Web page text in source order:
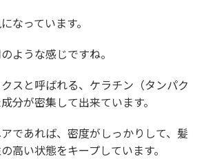
なっています。
のような感じですね。
スと呼ばれる、ケラチン（タンパク
分が密集して出来ています。
であれば、密度がしっかりして、髪
高い状態をキープしています。